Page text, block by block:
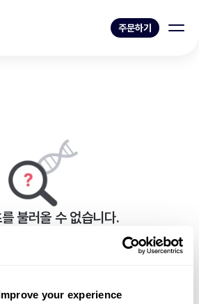
your experience
주문하기
불러올 수 없습니다.